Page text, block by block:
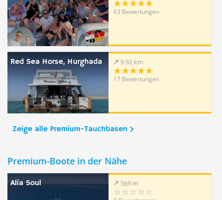
63 Bewertungen
Red Sea Horse, Hurghada 9.92 km
17 Bewertungen
Zeige alle Premium-Tauchbasen
Premium-Boote in der Nähe
Alia Soul 569 m